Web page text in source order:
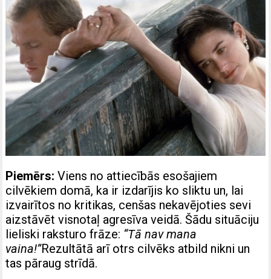
Piemērs: Viens no attiecībās esošajiem
cilvēkiem domā, ka ir izdarījis ko sliktu un, lai
izvairītos no kritikas, cenšas nekavējoties sevi
aizstāvēt visnotaļ agresīva veidā. Šādu situāciju
lieliski raksturo frāze: “Tā nav mana
vaina!”Rezultātā arī otrs cilvēks atbild nikni un
tas pāraug strīdā.